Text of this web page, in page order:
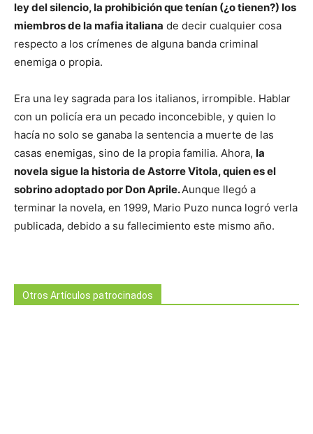
ley del silencio, la prohibición que tenían (¿o tienen?) los
miembros de la mafia italiana de decir cualquier cosa
respecto a los crímenes de alguna banda criminal
enemiga o propia.
Era una ley sagrada para los italianos, irrompible. Hablar
con un policía era un pecado inconcebible, y quien lo
hacía no solo se ganaba la sentencia a muerte de las
casas enemigas, sino de la propia familia. Ahora, la
novela sigue la historia de Astorre Vitola, quien es el
sobrino adoptado por Don Aprile.Aunque llegó a
terminar la novela, en 1999, Mario Puzo nunca logró verla
publicada, debido a su fallecimiento este mismo año.
Otros Artículos patrocinados